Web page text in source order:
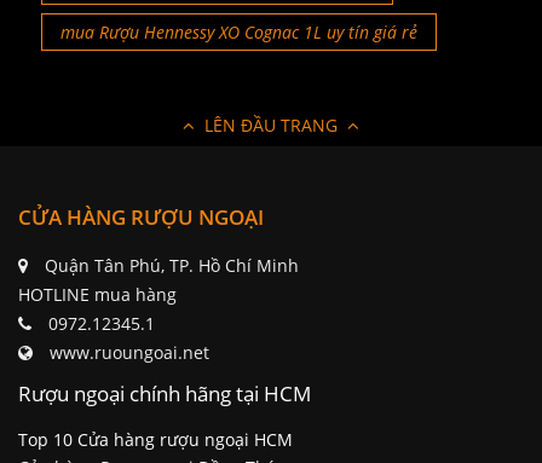
mua Rượu Hennessy XO Cognac 1L uy tín giá rẻ
LÊN ĐẦU TRANG
CỬA HÀNG RƯỢU NGOẠI
Quận Tân Phú, TP. Hồ Chí Minh
HOTLINE mua hàng
0972.12345.1
www.ruoungoai.net
Rượu ngoại chính hãng tại HCM
Top 10 Cửa hàng rượu ngoại HCM